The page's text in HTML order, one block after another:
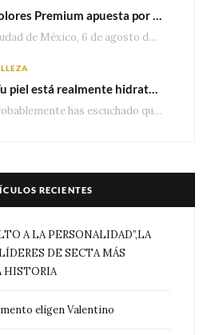
Dolores Premium apuesta por el salmón para seguir creciendo en categorías estratégicas
Ciudad de México, 6 de agosto de 2026.— Con una producción de 2.17 millones de…
¿Tu piel está realmente hidratada? 4 señales que podrían indicar que necesita algo más
Probablemente has escuchado que el cuidado e hidratación corporal se suele asociar únicamente con una…
RECIENTES
A LA PERSONALIDAD”,LA
DE SECTA MÁS
HISTORIA
eligen Valentino